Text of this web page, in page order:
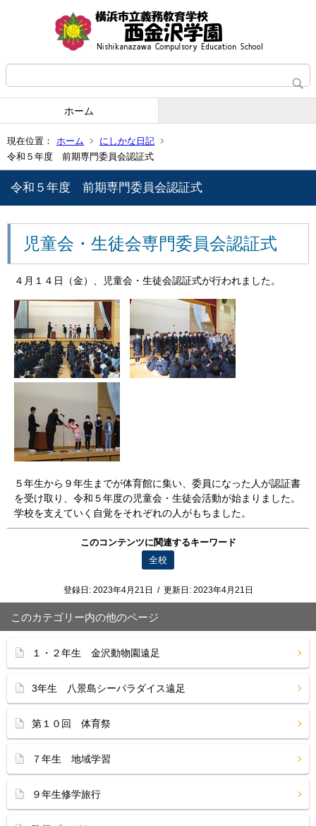
ホーム
現在位置： ホーム
にしかな日記
令和５年度 前期専門委員会認証式
令和５年度 前期専門委員会認証式
児童会・生徒会専門委員会認証式
４月１４日（金）、児童会・生徒会認証式が行われました。
５年生から９年生までが体育館に集い、委員になった人が認証書
を受け取り、令和５年度の児童会・生徒会活動が始まりました。
学校を支えていく自覚をそれぞれの人がもちました。
このコンテンツに関連するキーワード
全校
登録日: 2023年4月21日 / 更新日: 2023年4月21日
このカテゴリー内の他のページ
１・２年生 金沢動物園遠足
3年生 八景島シーパラダイス遠足
第１０回 体育祭
７年生 地域学習
９年生修学旅行